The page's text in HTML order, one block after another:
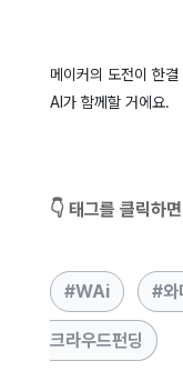
메이커의 도전이 한
AI가 함께할 거에요.
👇 태그를 클릭하
WAi 와
크라우드펀딩